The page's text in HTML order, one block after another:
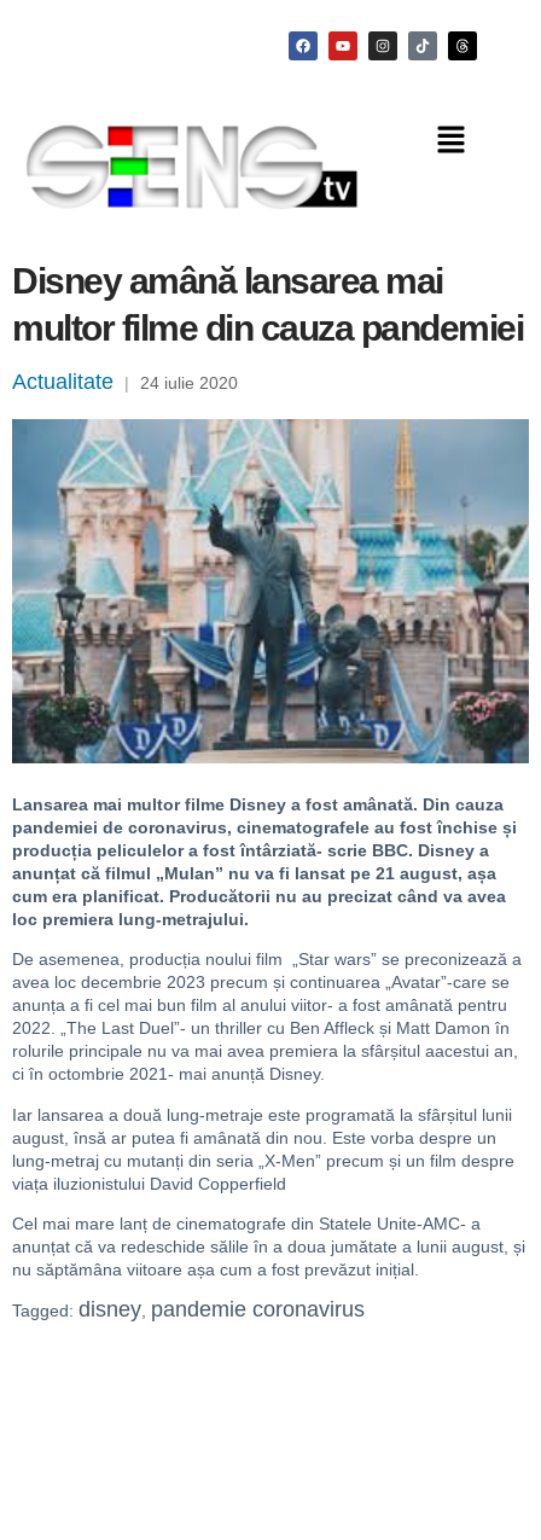
Disney amână lansarea mai
multor filme din cauza pandemiei
Actualitate | 24 iulie 2020
Lansarea mai multor filme Disney a fost amânată. Din cauza
pandemiei de coronavirus, cinematografele au fost închise și
producția peliculelor a fost întârziată- scrie BBC. Disney a
anunțat că filmul „Mulan” nu va fi lansat pe 21 august, așa
cum era planificat. Producătorii nu au precizat când va avea
loc premiera lung-metrajului.
De asemenea, producția noului film „Star wars” se preconizează a
avea loc decembrie 2023 precum și continuarea „Avatar”-care se
anunța a fi cel mai bun film al anului viitor- a fost amânată pentru
2022. „The Last Duel”- un thriller cu Ben Affleck și Matt Damon în
rolurile principale nu va mai avea premiera la sfârșitul aacestui an,
ci în octombrie 2021- mai anunță Disney.
Iar lansarea a două lung-metraje este programată la sfârșitul lunii
august, însă ar putea fi amânată din nou. Este vorba despre un
lung-metraj cu mutanți din seria „X-Men” precum și un film despre
viața iluzionistului David Copperfield
Cel mai mare lanț de cinematografe din Statele Unite-AMC- a
anunțat că va redeschide sălile în a doua jumătate a lunii august, și
nu săptămâna viitoare așa cum a fost prevăzut inițial.
Tagged: disney, pandemie coronavirus